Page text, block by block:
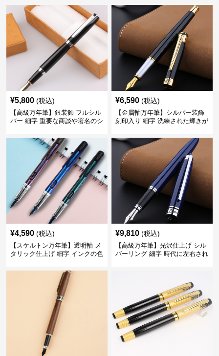
¥5,800 (税込)
【高級万年筆】銀装飾 フルシル
バー 細字 重要な商談や署名のシ
てくれる
¥6,590 (税込)
【金属軸万年筆】シルバー装飾
刻印入り 細字 洗練された輝きが
¥4,590 (税込)
【スケルトン万年筆】透明軸 メ
タリック仕上げ 細字 インクの色
する
¥9,810 (税込)
【高級万年筆】光沢仕上げ シル
バーリング 細字 時代に左右され